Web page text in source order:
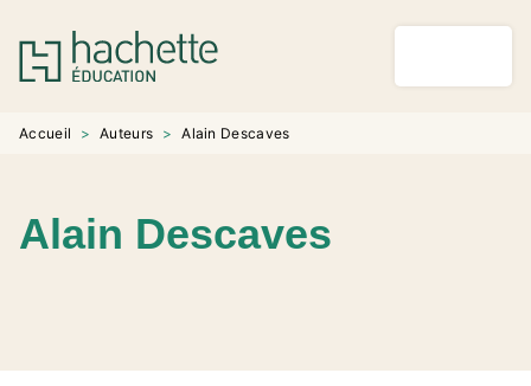
MENU RECHERCHE
PIED DE PAGE
Accueil > Auteurs > Alain Descaves
Alain Descaves